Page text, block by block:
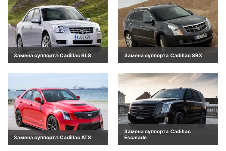
Замена суппорта Cadillac BLS Замена суппорта Cadillac SRX
Замена суппорта Cadillac ATS
Замена суппорта Cadillac
Escalade